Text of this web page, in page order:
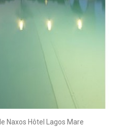
Naxos Hôtel Lagos Mare